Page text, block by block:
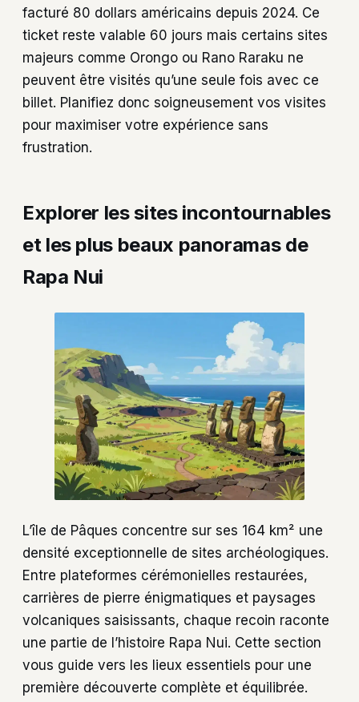
facturé 80 dollars américains depuis 2024. Ce
ticket reste valable 60 jours mais certains sites
majeurs comme Orongo ou Rano Raraku ne
peuvent être visités qu’une seule fois avec ce
billet. Planifiez donc soigneusement vos visites
pour maximiser votre expérience sans
frustration.
Explorer les sites incontournables
et les plus beaux panoramas de
Rapa Nui
L’île de Pâques concentre sur ses 164 km² une
densité exceptionnelle de sites archéologiques.
Entre plateformes cérémonielles restaurées,
carrières de pierre énigmatiques et paysages
volcaniques saisissants, chaque recoin raconte
une partie de l’histoire Rapa Nui. Cette section
vous guide vers les lieux essentiels pour une
première découverte complète et équilibrée.